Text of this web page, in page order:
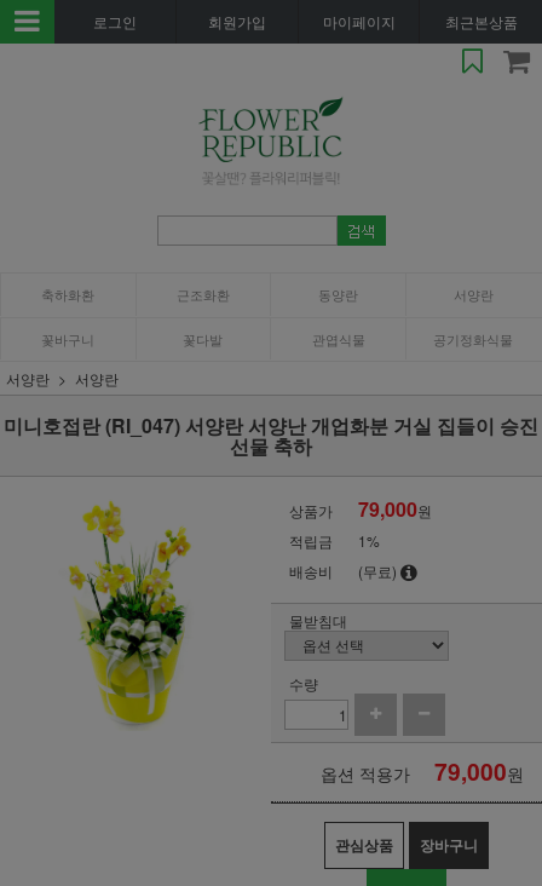
로그인 회원가입 마이페이지 최근본상품
축하화환 근조화환 동양란 서양란
꽃바구니 꽃다발 관엽식물 공기정화식물
서양란 서양란
미니호접란 (RI_047) 서양란 서양난 개업화분 거실 집들이 승진
선물 축하
상품가 79,000원
적립금
1%
배송비
(무료)
물받침대
수량
옵션 적용가 79,000원
관심상품 장바구니